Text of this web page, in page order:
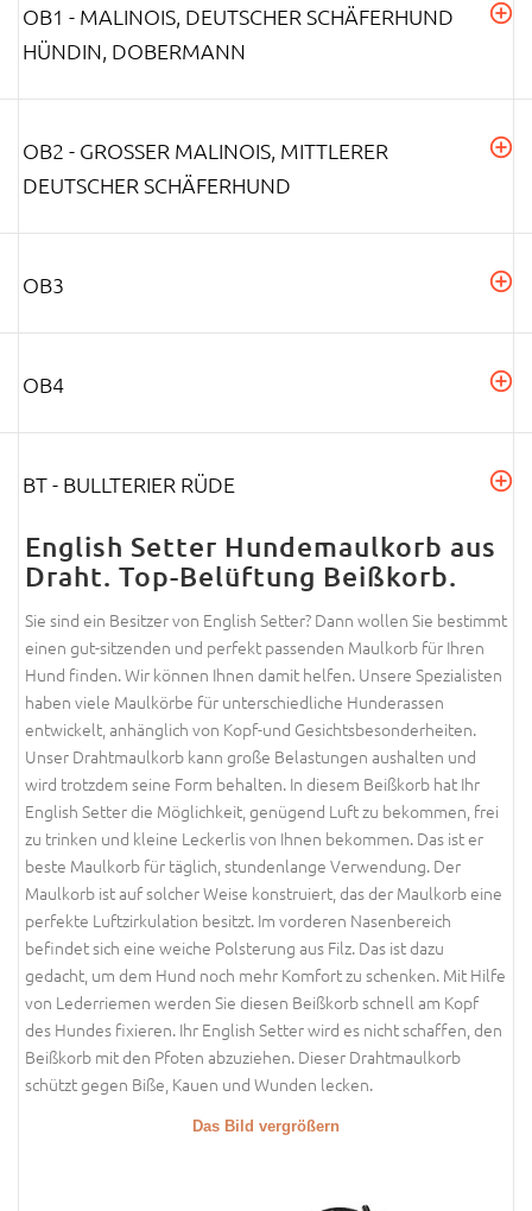
OB1 - MALINOIS, DEUTSCHER SCHÄFERHUND
HÜNDIN, DOBERMANN
OB2 - GROSSER MALINOIS, MITTLERER D
EUTSCHER SCHÄFERHUND
OB3
OB4
BT - BULLTERIER RÜDE
English Setter Hundemaulkorb aus
Draht. Top-Belüftung Beißkorb.
Sie sind ein Besitzer von English Setter? Dann wollen Sie bestimmt
einen gut-sitzenden und perfekt passenden Maulkorb für Ihren
Hund finden. Wir können Ihnen damit helfen. Unsere Spezialisten
haben viele Maulkörbe für unterschiedliche Hunderassen
entwickelt, anhänglich von Kopf-und Gesichtsbesonderheiten.
Unser Drahtmaulkorb kann große Belastungen aushalten und
wird trotzdem seine Form behalten. In diesem Beißkorb hat Ihr
English Setter die Möglichkeit, genügend Luft zu bekommen, frei
zu trinken und kleine Leckerlis von Ihnen bekommen. Das ist er
beste Maulkorb für täglich, stundenlange Verwendung. Der
Maulkorb ist auf solcher Weise konstruiert, das der Maulkorb eine
perfekte Luftzirkulation besitzt. Im vorderen Nasenbereich
befindet sich eine weiche Polsterung aus Filz. Das ist dazu
gedacht, um dem Hund noch mehr Komfort zu schenken. Mit Hilfe
von Lederriemen werden Sie diesen Beißkorb schnell am Kopf
des Hundes fixieren. Ihr English Setter wird es nicht schaffen, den
Beißkorb mit den Pfoten abzuziehen. Dieser Drahtmaulkorb
schützt gegen Biße, Kauen und Wunden lecken.
Das Bild vergrößern